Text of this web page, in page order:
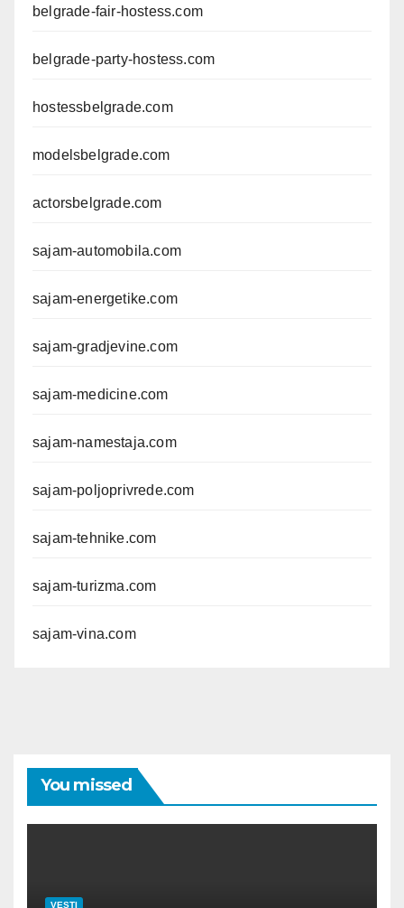
belgrade-fair-hostess.com
belgrade-party-hostess.com
hostessbelgrade.com
modelsbelgrade.com
actorsbelgrade.com
sajam-automobila.com
sajam-energetike.com
sajam-gradjevine.com
sajam-medicine.com
sajam-namestaja.com
sajam-poljoprivrede.com
sajam-tehnike.com
sajam-turizma.com
sajam-vina.com
You missed
VESTI